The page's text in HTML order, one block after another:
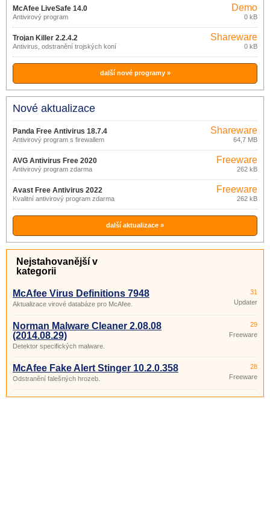
McAfee LiveSafe 14.0
Antivirový program
Demo
0 kB
Trojan Killer 2.2.4.2
Antivirus, odstranění trojských koní
Shareware
0 kB
další nové programy »
Nové aktualizace
Panda Free Antivirus 18.7.4
Antivirový program s firewallem
Shareware
64,7 MB
AVG Antivirus Free 2020
Antivirový program zdarma
Freeware
262 kB
Avast Free Antivirus 2022
Kvalitní antivirový program zdarma
Freeware
262 kB
další aktualizace »
Nejstahovanější v
kategorii
McAfee Virus Definitions 7948
Aktualizace virové databáze pro McAfee.
31
Updater
Norman Malware Cleaner 2.08.08
(2014.08.29)
Detektor specifických malware.
29
Freeware
McAfee Fake Alert Stinger 10.2.0.358
Odstranění falešných hrozeb.
28
Freeware